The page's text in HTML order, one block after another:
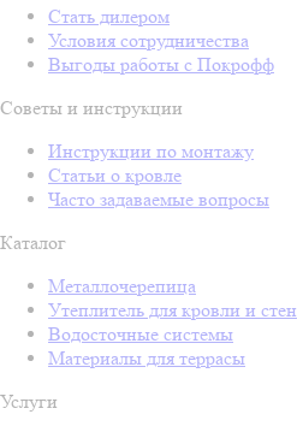
Стать дилером
Условия сотрудничества
Выгоды работы с Покрофф
Советы и инструкции
Инструкции по монтажу
Статьи о кровле
Часто задаваемые вопросы
Каталог
Металлочерепица
Утеплитель для кровли и стен
Водосточные системы
Материалы для террасы
Услуги